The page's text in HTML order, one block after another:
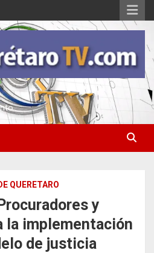
QUERETARO
y
la implementación
de justicia